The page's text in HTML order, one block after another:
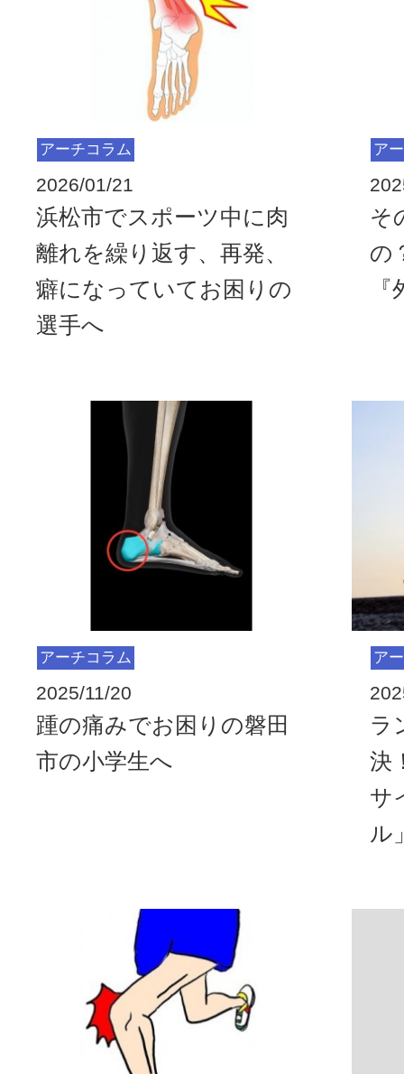
アーチコラム
2026/01/21
浜松市でスポーツ中に肉
離れを繰り返す、再発、
癖になっていてお困りの
選手へ
ア
そ
の
アーチコラム
2025/11/20
踵の痛みでお困りの磐田
市の小学生へ
ア
ラ
決
サ
ル